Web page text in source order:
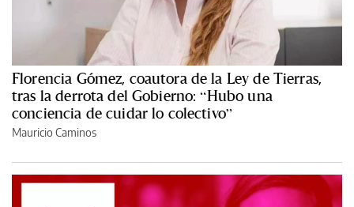
Florencia Gómez, coautora de la Ley de Tierras,
tras la derrota del Gobierno: “Hubo una
conciencia de cuidar lo colectivo”
Mauricio Caminos